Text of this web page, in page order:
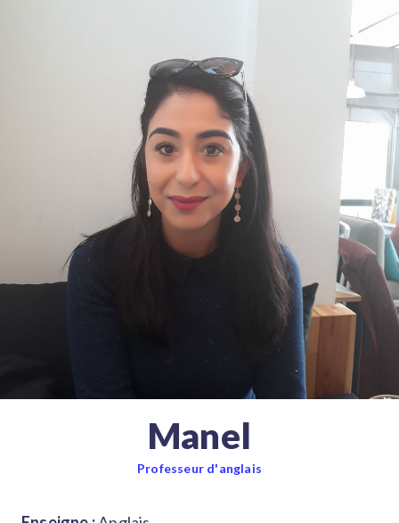
Manel
Professeur d'anglais